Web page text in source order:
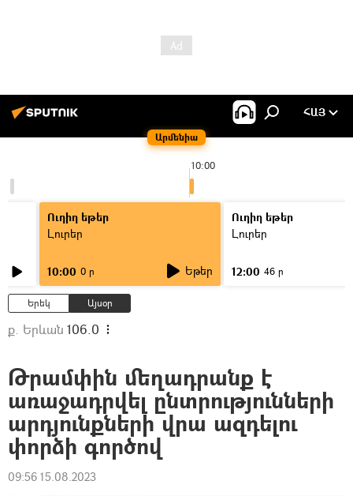
Արմենիա
ՀԱՅ
10:00
Ուղիղ եթեր
Լուրեր
10:00 0 ր Եթեր
Ուղիղ եթեր
Լուրեր
12:00 46 ր
Երեկ Այսօր
ք. Երևան 106.0
Թրամփին մեղադրանք է
առաջադրվել ընտրությունների
արդյունքների վրա ազդելու
փորձի գործով
09:56 15.08.2023